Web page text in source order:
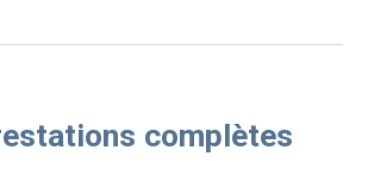
complètes